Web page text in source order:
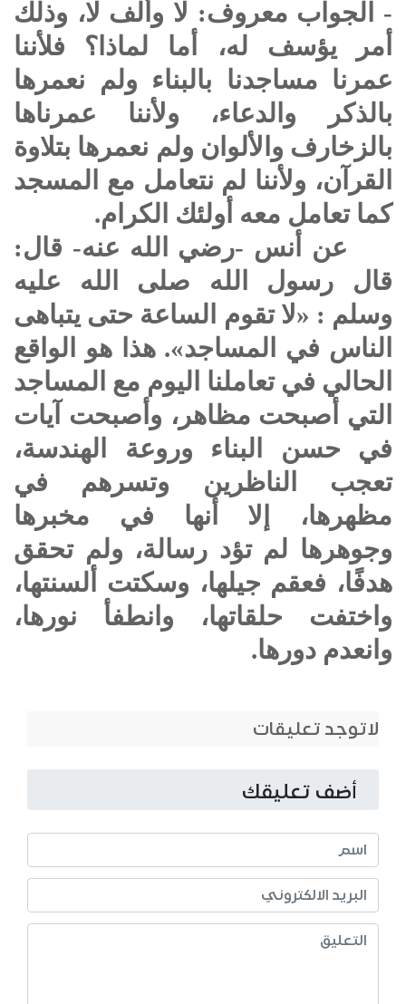
- الجواب معروف: لا وألف لا، وذلك
أمر يؤسف له، أما لماذا؟ فلأننا
عمرنا مساجدنا بالبناء ولم نعمرها
بالذكر والدعاء، ولأننا عمرناها
بالزخارف والألوان ولم نعمرها بتلاوة
القرآن، ولأننا لم نتعامل مع المسجد
كما تعامل معه أولئك الكرام.
عن أنس -رضي الله عنه- قال:
قال رسول الله صلى الله عليه
وسلم : «لا تقوم الساعة حتى يتباهى
الناس في المساجد». هذا هو الواقع
الحالي في تعاملنا اليوم مع المساجد
التي أصبحت مظاهر، وأصبحت آيات
في حسن البناء وروعة الهندسة،
تعجب الناظرين وتسرهم في
مظهرها، إلا أنها في مخبرها
وجوهرها لم تؤد رسالة، ولم تحقق
هدفًا، فعقم جيلها، وسكتت ألسنتها،
واختفت حلقاتها، وانطفأ نورها،
وانعدم دورها.
لاتوجد تعليقات
أضف تعليقك